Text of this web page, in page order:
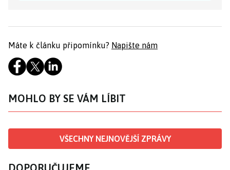
Máte k článku připomínku? Napište nám
MOHLO BY SE VÁM LÍBIT
VŠECHNY NEJNOVĚJŠÍ ZPRÁVY